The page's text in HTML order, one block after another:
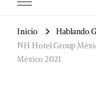
Inicio
Hablando
NH Hotel Group
México 2021